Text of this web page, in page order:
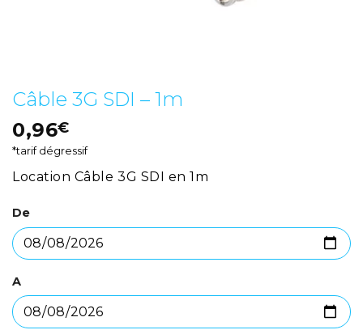
Câble 3G SDI – 1m
0,96€
*tarif dégressif
Location Câble 3G SDI en 1m
De
A